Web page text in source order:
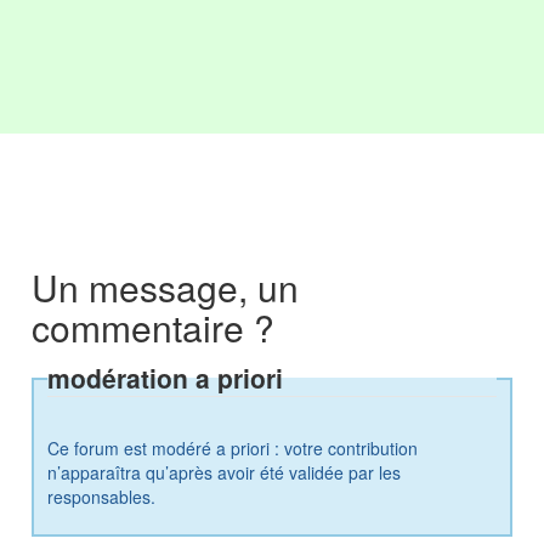
Un message, un
commentaire ?
modération a priori
Ce forum est modéré a priori : votre contribution
n’apparaîtra qu’après avoir été validée par les
responsables.